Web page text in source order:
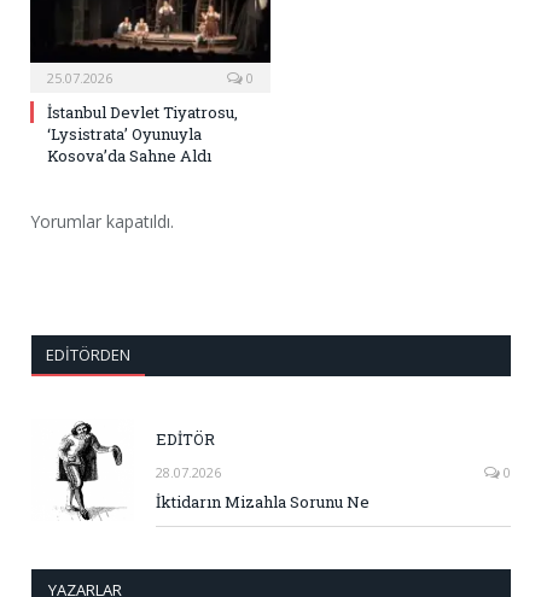
25.07.2026 0
İstanbul Devlet Tiyatrosu,
‘Lysistrata’ Oyunuyla
Kosova’da Sahne Aldı
Yorumlar kapatıldı.
EDITÖRDEN
EDİTÖR
28.07.2026 0
İktidarın Mizahla Sorunu Ne
YAZARLAR